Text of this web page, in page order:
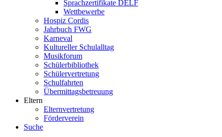
Sprachzertifikate DELF
Wettbewerbe
Hospiz Cordis
Jahrbuch FWG
Karneval
Kultureller Schulalltag
Musikforum
Schülerbibliothek
Schülervertretung
Schulfahrten
Übermittagsbetreuung
Eltern
Elternvertretung
Förderverein
Suche